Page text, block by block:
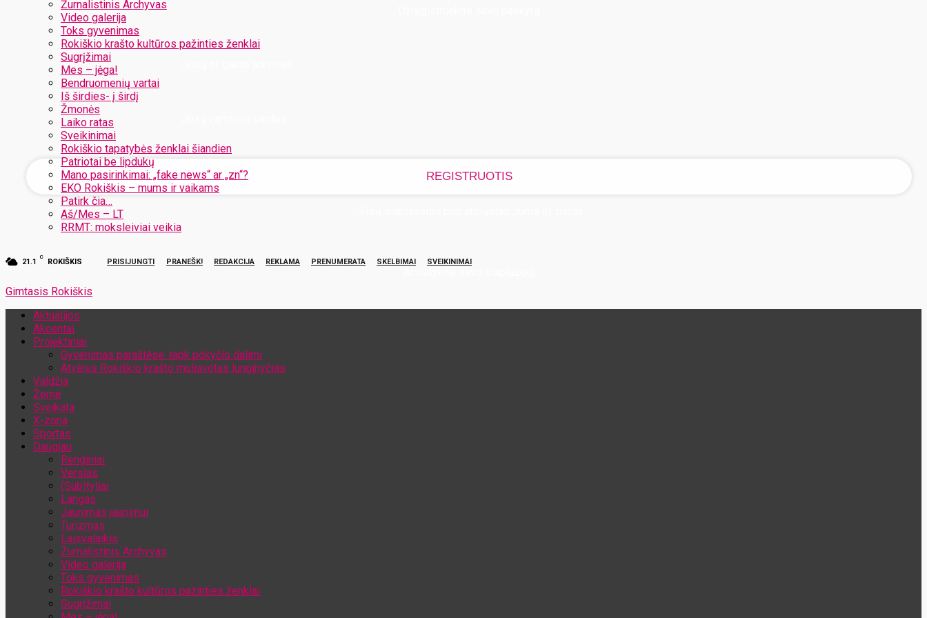
Žurnalistinis Archyvas
Video galerija
Toks gyvenimas
Rokiškio krašto kultūros pažinties ženklai
Sugrįžimai
Mes – jėga!
Bendruomenių vartai
Iš širdies- į širdį
Žmonės
Laiko ratas
Sveikinimai
Rokiškio tapatybės ženklai šiandien
Patriotai be lipdukų
Mano pasirinkimai: „fake news“ ar „zn“?
EKO Rokiškis – mums ir vaikams
Patirk čia…
Aš/Mes – LT
RRMT: moksleiviai veikia
21.1
C
ROKIŠKIS PRISIJUNGTI PRANEŠK! REDAKCIJA REKLAMA PRENUMERATA SKELBIMAI SVEIKINIMAI
Gimtasis Rokiškis
Aktualijos
Akcentai
Projektiniai
Gyvenimas paraštėse: tapk pokyčio dalimi
Atvėrus Rokiškio krašto muliavotas lunginyčias
Valdžia
Žemė
Sveikata
X-zona
Sportas
Daugiau
Renginiai
Verslas
(Sub)tyliai
Langas
Jaunimas jaunimui
Turizmas
Laisvalaikis
Žurnalistinis Archyvas
Video galerija
Toks gyvenimas
Rokiškio krašto kultūros pažinties ženklai
Sugrįžimai